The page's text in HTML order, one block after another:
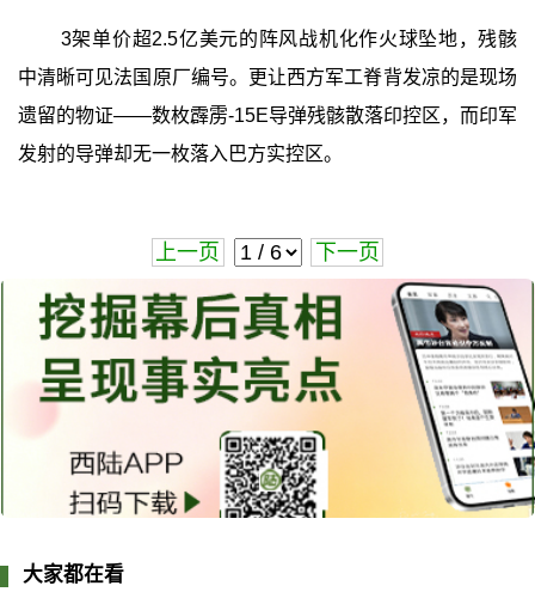
3架单价超2.5亿美元的阵风战机化作火球坠地，残骸
中清晰可见法国原厂编号。更让西方军工脊背发凉的是现场
遗留的物证——数枚霹雳-15E导弹残骸散落印控区，而印军
发射的导弹却无一枚落入巴方实控区。
上一页 下一页
大家都在看